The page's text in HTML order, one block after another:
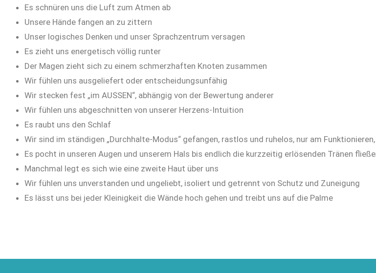
Es schnüren uns die Luft zum Atmen ab
Unsere Hände fangen an zu zittern
Unser logisches Denken und unser Sprachzentrum versagen
Es zieht uns energetisch völlig runter
Der Magen zieht sich zu einem schmerzhaften Knoten zusammen
Wir fühlen uns ausgeliefert oder entscheidungsunfähig
Wir stecken fest „im AUSSEN“, abhängig von der Bewertung anderer
Wir fühlen uns abgeschnitten von unserer Herzens-Intuition
Es raubt uns den Schlaf
Wir sind im ständigen „Durchhalte-Modus“ gefangen, rastlos und ruhelos, nur am
Es pocht in unseren Augen und unserem Hals bis endlich die kurzzeitig erlösenden Tränen
Manchmal legt es sich wie eine zweite Haut über uns
Wir fühlen uns unverstanden und ungeliebt, isoliert und getrennt von Schutz und Zuneigung
Es lässt uns bei jeder Kleinigkeit die Wände hoch gehen und treibt uns auf die Palme